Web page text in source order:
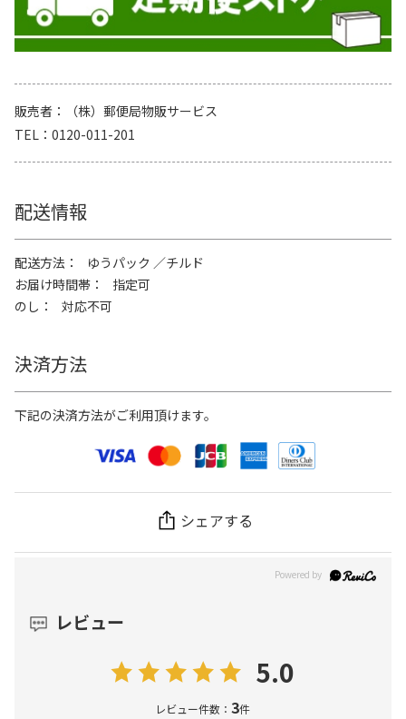
販売者
（株）郵便局物販サービス
TEL
0120-011-201
配送情報
配送方法 ゆうパック
チルド
お届け時間帯
指定可
のし
対応不可
決済方法
下記の決済方法がご利用頂けます。
シェアする
レビュー
5.0
レビュー件数：3件